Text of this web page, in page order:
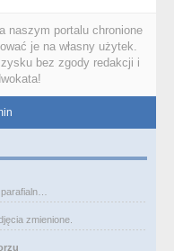
naszym portalu chronione
je na własny użytek.
bez zgody redakcji i
zmienione.